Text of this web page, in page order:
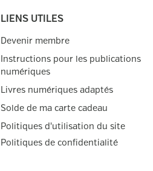
LIENS UTILES
Devenir membre
Instructions pour les publications
numériques
Livres numériques adaptés
Solde de ma carte cadeau
Politiques d'utilisation du site
Politiques de confidentialité